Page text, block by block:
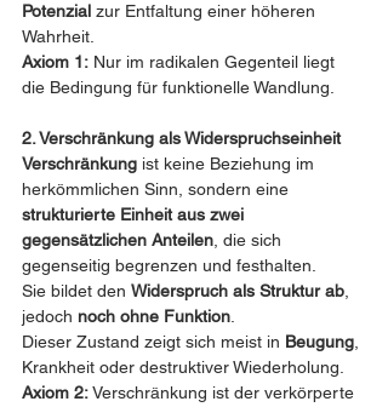
Potenzial zur Entfaltung einer höheren
Wahrheit.
Axiom 1: Nur im radikalen Gegenteil liegt
die Bedingung für funktionelle Wandlung.
2. Verschränkung als Widerspruchseinheit
Verschränkung ist keine Beziehung im
herkömmlichen Sinn, sondern eine
strukturierte Einheit aus zwei
gegensätzlichen Anteilen , die sich
gegenseitig begrenzen und festhalten.
Sie bildet den Widerspruch als Struktur ab
jedoch noch ohne Funktion
Dieser Zustand zeigt sich meist in Beugung
Krankheit oder destruktiver Wiederholung.
Axiom 2: Verschränkung ist der verkörperte